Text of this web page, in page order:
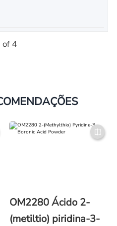
of 4
OM2280 Ácido 2-
(metiltio) piridina-3-